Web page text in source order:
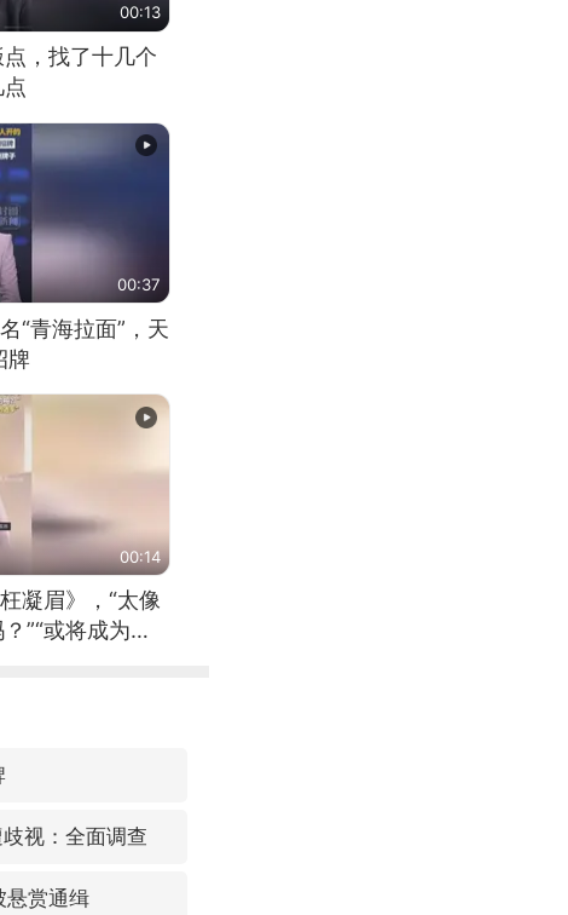
00:13
，找了十几个
00:37
“青海拉面”，天
牌
00:14
凝眉》，“太像
”“或将成为首
视：全面调查
悬赏通缉